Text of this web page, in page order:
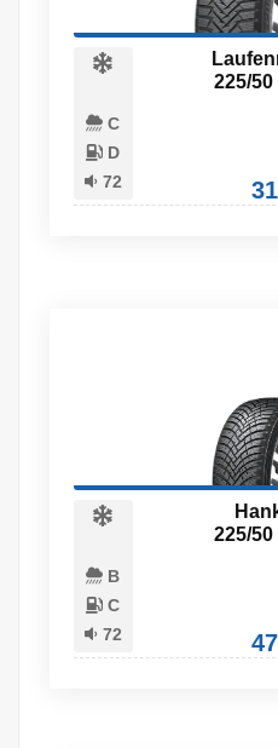
C
D
72
225/50
B
C
72
225/50